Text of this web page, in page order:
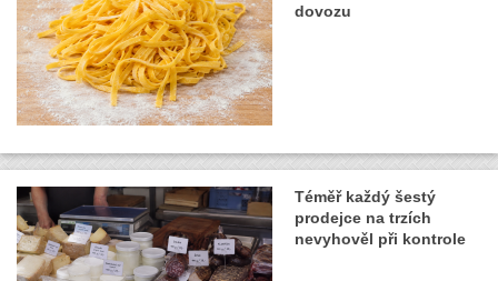
dovozu
Téměř každý šestý
prodejce na trzích
nevyhověl při kontrole